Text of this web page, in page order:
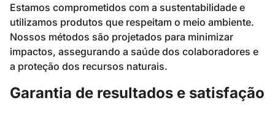
Estamos comprometidos com a sustentabilidade e
utilizamos produtos que respeitam o meio ambiente.
Nossos métodos são projetados para minimizar
impactos, assegurando a saúde dos colaboradores e
a proteção dos recursos naturais.
Garantia de resultados e satisfação